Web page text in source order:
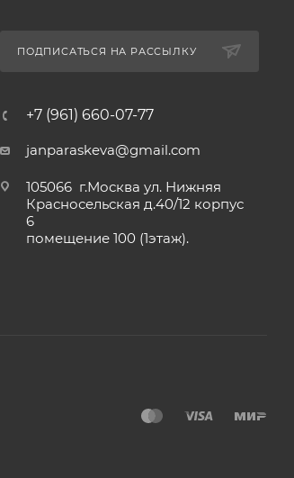
ПОДПИСАТЬСЯ НА РАССЫЛКУ
+7 (961) 660-07-77
janparaskeva@gmail.com
105066 г.Москва ул. Нижняя
Красносельская д.40/12 корпус
6
помещение 100 (1этаж).